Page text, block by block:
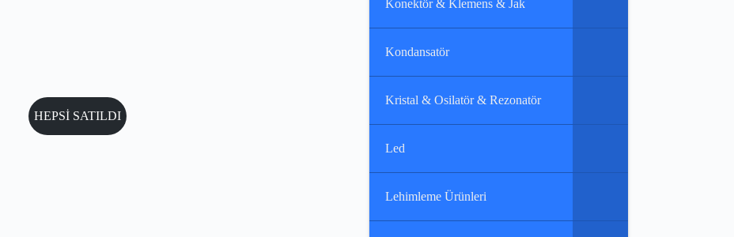
HEPSİ SATILDI
Konektör & Klemens & Jak
Kondansatör
Kristal & Osilatör & Rezonatör
Led
Lehimleme Ürünleri